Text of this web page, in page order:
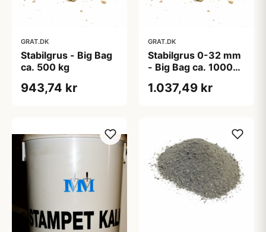
GRAT.DK
Stabilgrus - Big Bag
ca. 500 kg
943,74 kr
GRAT.DK
Stabilgrus 0-32 mm
- Big Bag ca. 1000
1.037,49 kr